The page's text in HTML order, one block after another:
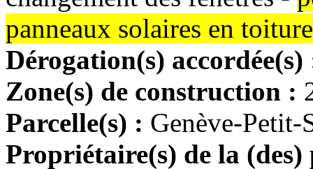
panneaux solaires en toiture
Dérogation(s)
Zone(s) de construction :
Parcelle(s) : Genève-Petit-
Propriétaire(s) de la